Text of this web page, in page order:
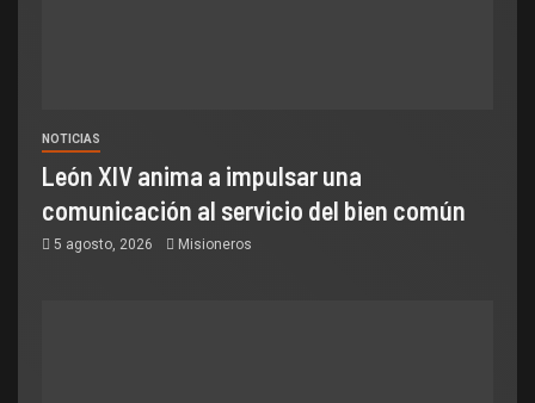
NOTICIAS
León XIV anima a impulsar una
comunicación al servicio del bien común
5 agosto, 2026 Misioneros